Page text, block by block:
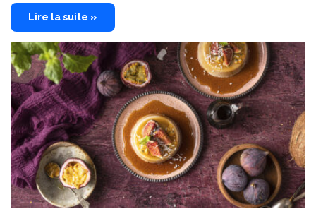
Lire la suite »